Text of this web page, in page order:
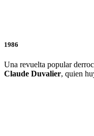
1986
Una revuelta popular
Claude Duvalier, quien